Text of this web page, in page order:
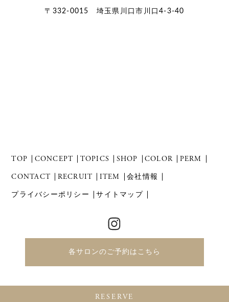
RESERVE
〒332-0015 埼玉県川口市川口4-3-40
TOP CONCEPT TOPICS SHOP COLOR
PERM
CONTACT
RECRUIT ITEM 会社情報
プライバシーポリシー サイトマップ
各サロンのご予約はこちら
Copyright 2021 Revol Co.,Ltd. All Right Reserved.